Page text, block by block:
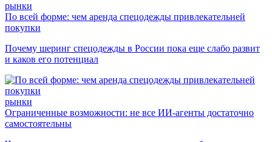
рынки
По всей форме: чем аренда спецодежды привлекательней
покупки
Почему шеринг спецодежды в России пока еще слабо развит
и каков его потенциал
рынки
Ограниченные возможности: не все ИИ-агенты достаточно
самостоятельны